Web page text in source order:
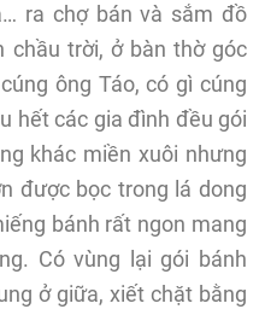
ra chợ bán và sắm đồ
chầu trời, ở bàn thờ góc
ông Táo, có gì cúng
hết các gia đình đều gói
khác miền xuôi nhưng
được bọc trong lá dong
bánh rất ngon mang
Có vùng lại gói bánh
ở giữa, xiết chặt bằng